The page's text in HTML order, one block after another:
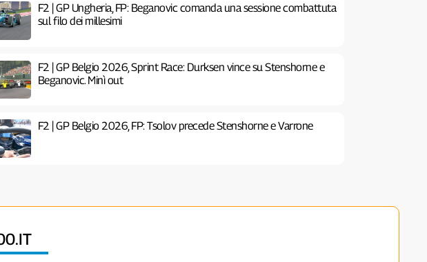
F2 | GP Ungheria, FP: Beganovic comanda una sessione combattuta
sul filo dei millesimi
F2 | GP Belgio 2026, Sprint Race: Durksen vince su Stenshorne e
Beganovic. Minì out
F2 | GP Belgio 2026, FP: Tsolov precede Stenshorne e Varrone